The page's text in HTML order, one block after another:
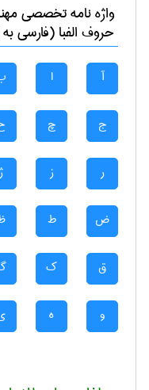
واژه نامه تخصصی
حروف الفبا (فارسی
آ ا
ج چ
ر ز ژ
ض ط
ق ک
و ه